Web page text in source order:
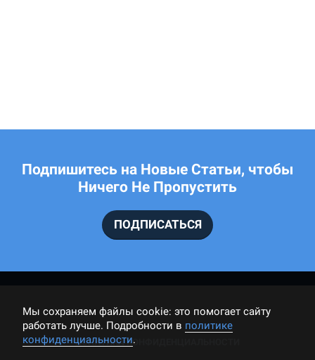
Подпишитесь на Новые Статьи, чтобы
Ничего Не Пропустить
ПОДПИСАТЬСЯ
ПОЛИТИКА КОНФИДЕНЦИАЛЬНОСТИ
Мы cохраняем файлы cookie: это помогает сайту
работать лучше. Подробности в политике
конфиденциальности.